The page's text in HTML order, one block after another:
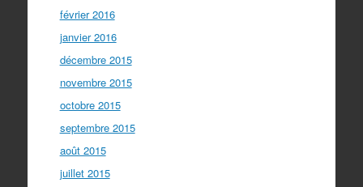
février 2016
janvier 2016
décembre 2015
novembre 2015
octobre 2015
septembre 2015
août 2015
juillet 2015